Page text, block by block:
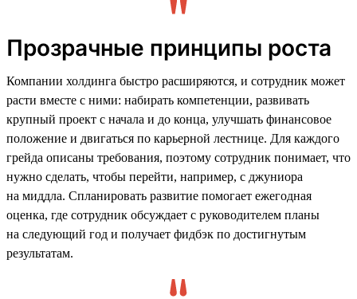
Прозрачные принципы роста
Компании холдинга быстро расширяются, и сотрудник может
расти вместе с ними: набирать компетенции, развивать
крупный проект с начала и до конца, улучшать финансовое
положение и двигаться по карьерной лестнице. Для каждого
грейда описаны требования, поэтому сотрудник понимает, что
нужно сделать, чтобы перейти, например, с джуниора
на миддла. Спланировать развитие помогает ежегодная
оценка, где сотрудник обсуждает с руководителем планы
на следующий год и получает фидбэк по достигнутым
результатам.